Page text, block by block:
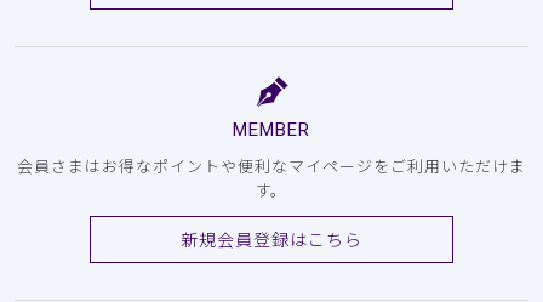
MEMBER
会員さまはお得なポイントや便利なマイページをご利用いただけま
す。
新規会員登録はこちら